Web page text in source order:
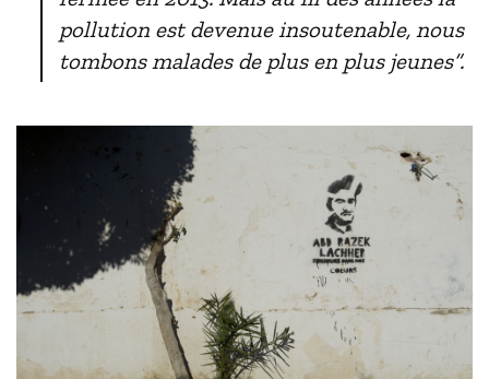
pollution est devenue insoutenable, nous
tombons malades de plus en plus jeunes”.